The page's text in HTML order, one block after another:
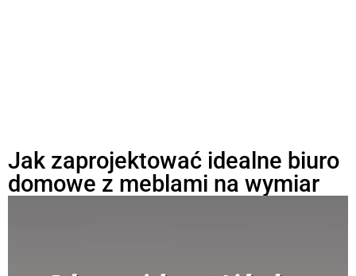
Jak zaprojektować idealne biuro
domowe z meblami na wymiar